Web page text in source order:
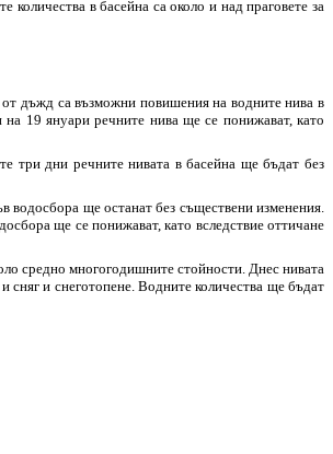
в басейна са около и над праговете за
дъжд са възможни повишения на водните нива в
19 януари речните нива ще се понижават, като
три дни речните нивата в басейна ще бъдат без
водосбора ще останат без съществени изменения.
ще се понижават, като вследствие оттичане
средно многогодишните стойности. Днес нивата
и снеготопене. Водните количества ще бъдат